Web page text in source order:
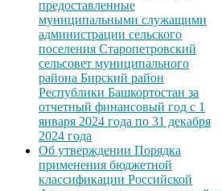
предоставленные
муниципальными служащими
администрации сельского
поселения Старопетровский
сельсовет муниципального
района Бирский район
Республики Башкортостан за
отчетный финансовый год с 1
января 2024 года по 31 декабря
2024 года
Об утверждении Порядка
применения бюджетной
классификации Российской